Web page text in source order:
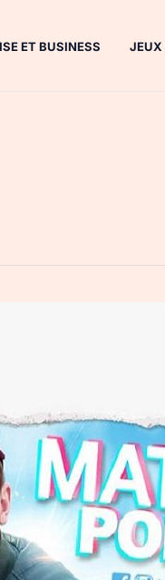
ET BUSINESS JEUX